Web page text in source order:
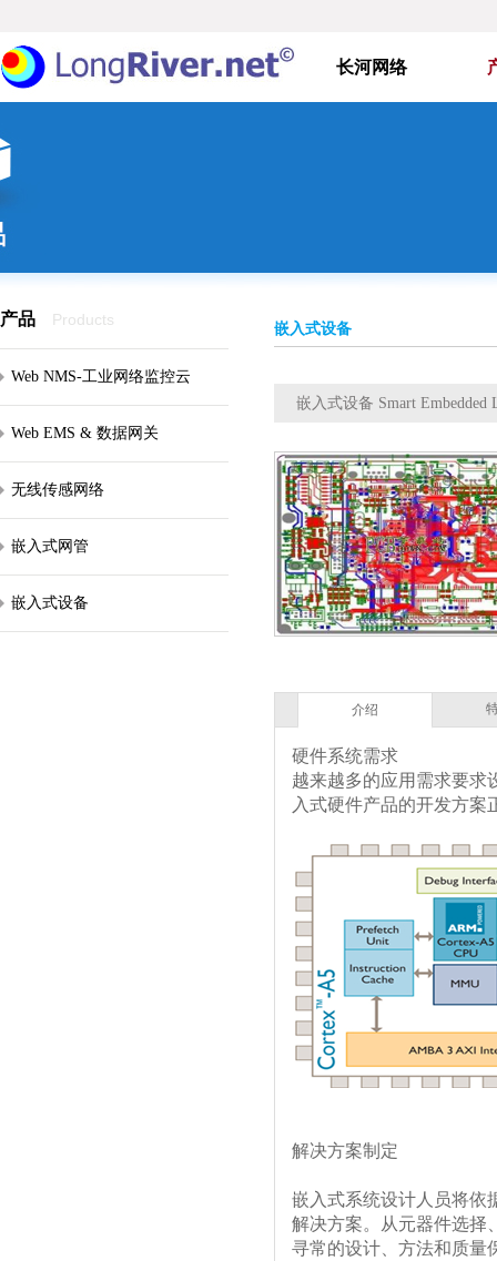
长河网络
产品 Products
Web NMS-工业网络监控云
Web EMS & 数据网关
无线传感网络
嵌入式网管
嵌入式设备
嵌入式设备
嵌入式设备 Smart Embedded
介绍
硬件系统需求
越来越多的应用需求要求
入式硬件产品的开发方案
解决方案制定
嵌入式系统设计人员将依
解决方案。从元器件选择
寻常的设计、方法和质量